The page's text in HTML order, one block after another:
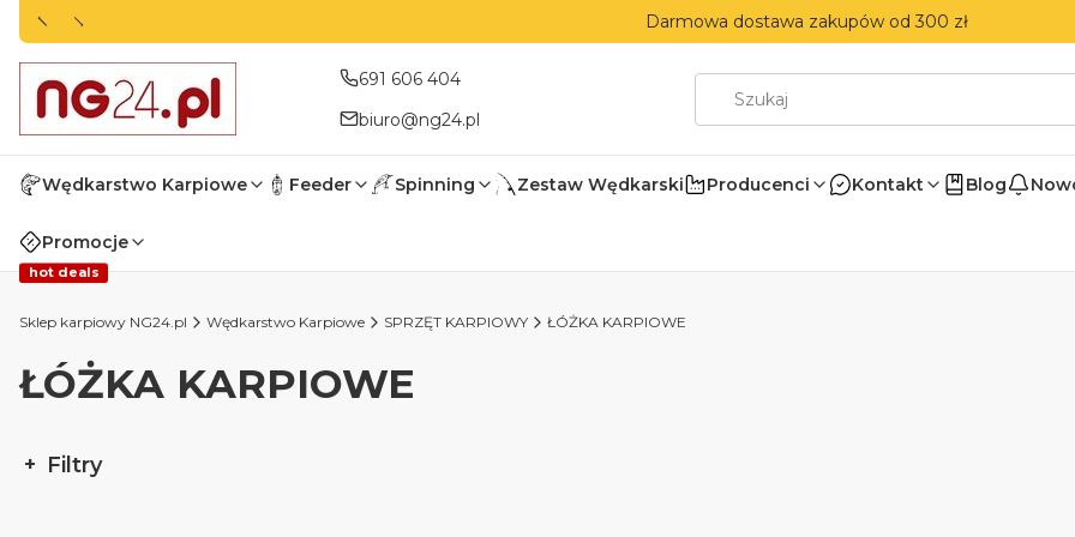
Darmowa dostawa zakupów od 300 zł
691 606 404
biuro@ng24.pl
Wędkarstwo Karpiowe Feeder Spinning Zestaw Wędkarski Producenci Kontakt Blog
Promocje
hot deals
Sklep karpiowy NG24.pl Wędkarstwo Karpiowe SPRZĘT KARPIOWY ŁÓŻKA KARPIOWE
ŁÓŻKA KARPIOWE
Filtry